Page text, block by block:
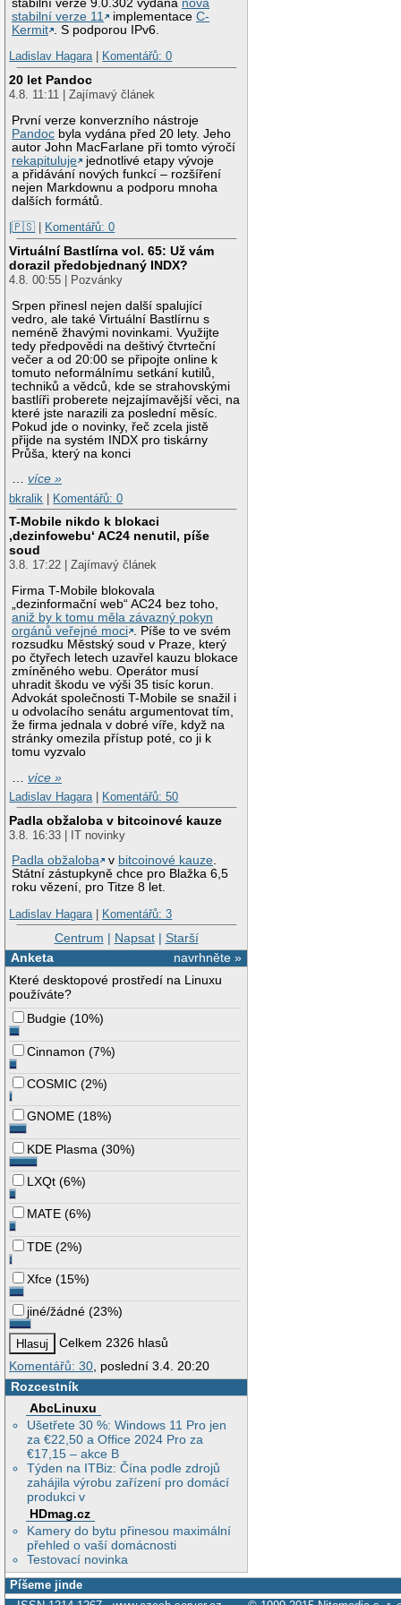
stabilní verze 9.0.302 vydána nová
stabilní verze 11
implementaceC-
Kermit
. S podporou IPv6.
Ladislav Hagara| Komentářů: 0
20 let Pandoc
4.8. 11:11 | Zajímavý článek
První verze konverzního nástroje
Pandoc byla vydána před 20 lety. Jeho
autor John MacFarlane při tomto výročí
rekapituluje
jednotlivé etapy vývoje
a přidávání nových funkcí – rozšíření
nejen Markdownu a podporu mnoha
dalších formátů.
|🇵🇸
Komentářů: 0
Virtuální Bastlírna vol. 65: Už vám
dorazil předobjednaný INDX?
4.8. 00:55 | Pozvánky
Srpen přinesl nejen další spalující
vedro, ale také Virtuální Bastlírnu s
neméně žhavými novinkami. Využijte
tedy předpovědi na deštivý čtvrteční
večer a od 20:00 se připojte online k
tomuto neformálnímu setkání kutilů,
techniků a vědců, kde se strahovskými
bastlíři proberete nejzajímavější věci, na
které jste narazili za poslední měsíc.
Pokud jde o novinky, řeč zcela jistě
přijde na systém INDX pro tiskárny
Průša, který na konci
…více »
bkralik | Komentářů: 0
T-Mobile nikdo k blokaci
‚dezinfowebu‘ AC24 nenutil, píše
soud
3.8. 17:22 | Zajímavý článek
Firma T-Mobile blokovala
„dezinformační web“ AC24 bez toho,
aniž by k tomu měla závazný pokyn
orgánů veřejné moci
. Píše to ve svém
rozsudku Městský soud v Praze, který
po čtyřech letech uzavřel kauzu blokace
zmíněného webu. Operátor musí
uhradit škodu ve výši 35 tisíc korun.
Advokát společnosti T-Mobile se snažil i
u odvolacího senátu argumentovat tím,
že firma jednala v dobré víře, když na
stránky omezila přístup poté, co ji k
tomu vyzvalo
…více »
Ladislav Hagara| Komentářů: 50
Padla obžaloba v bitcoinové kauze
3.8. 16:33 | IT novinky
Padla obžaloba
v bitcoinové kauze.
Státní zástupkyně chce pro Blažka 6,5
roku vězení, pro Titze 8 let.
Ladislav Hagara| Komentářů: 3
Centrum | Napsat| Starší
navrhněte »
Anketa
Které desktopové prostředí na Linuxu
používáte?
Budgie (10%)
Cinnamon (7%)
COSMIC (2%)
GNOME (18%)
KDE Plasma (30%)
LXQt (6%)
MATE (6%)
TDE (2%)
Xfce (15%)
jiné/žádné (23%)
Celkem 2326 hlasů
Komentářů: 30 , poslední 3.4. 20:20
Rozcestník
AbcLinuxu
Ušetřete 30 %: Windows 11 Pro jen
za €22,50 a Office 2024 Pro za
€17,15 – akce B
Týden na ITBiz: Čína podle zdrojů
zahájila výrobu zařízení pro domácí
produkci v
HDmag.cz
Kamery do bytu přinesou maximální
přehled o vaší domácnosti
Testovací novinka
Píšeme jinde